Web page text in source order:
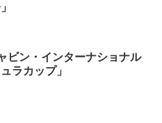
ャビン・インターナショナル
ラカップ」